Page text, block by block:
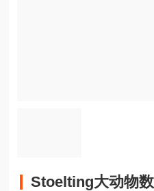
Stoelting大动物